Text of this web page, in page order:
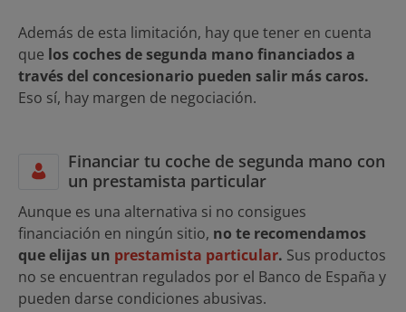
Además de esta limitación, hay que tener en cuenta
que los coches de segunda mano financiados a
través del concesionario pueden salir más caros.
Eso sí, hay margen de negociación.
Financiar tu coche de segunda mano con
un prestamista particular
Aunque es una alternativa si no consigues
financiación en ningún sitio, no te recomendamos
que elijas un prestamista particular. Sus productos
no se encuentran regulados por el Banco de España y
pueden darse condiciones abusivas.